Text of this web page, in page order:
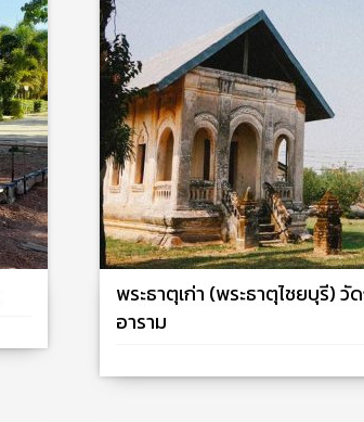
พระธาตุเก่า (พระธาตุไชยบุรี)
อาราม